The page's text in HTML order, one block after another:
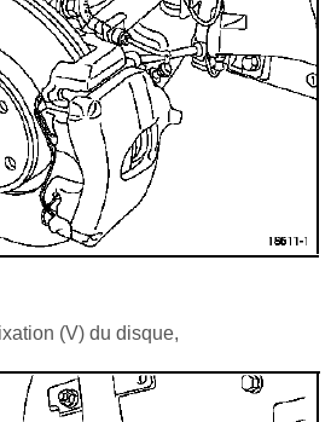
(V) du disque,